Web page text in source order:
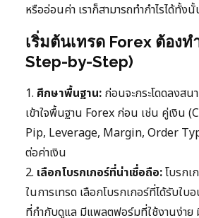
หรืออ่อนค่า เราก็สามารถทำกำไรได้ทั้ง
เริ่มต้นเทรด Forex ต้องท
Step-by-Step)
1. ศึกษาพื้นฐาน: ก่อนจะกระโดดลงสน
เข้าใจพื้นฐาน Forex ก่อน เช่น คู่เงิน
Pip, Leverage, Margin, Order
ต่อค่าเงิน
2. เลือกโบรกเกอร์ที่น่าเชื่อถือ:โบรกเ
ในการเทรด เลือกโบรกเกอร์ที่ได้รับใ
ที่กำกับดูแล มีแพลตฟอร์มที่ใช้งานง่าย